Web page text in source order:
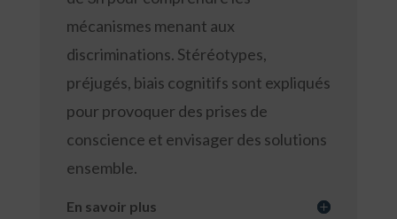
mécanismes menant aux
discriminations. Stéréotypes,
préjugés, biais cognitifs sont expliqués
pour provoquer des prises de
conscience et envisager des solutions
ensemble.
En savoir plus